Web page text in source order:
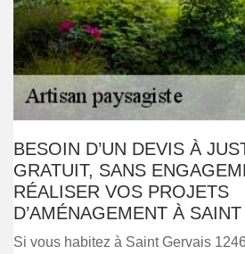
BESOIN D’UN DEVIS À
GRATUIT, SANS
RÉALISER VOS PROJETS
D’AMÉNAGEMENT À
Si vous habitez à Saint Gervais